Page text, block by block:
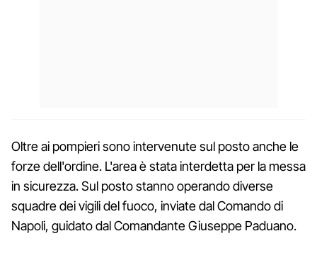
Oltre ai pompieri sono intervenute sul posto anche le
forze dell'ordine. L'area è stata interdetta per la messa
in sicurezza. Sul posto stanno operando diverse
squadre dei vigili del fuoco, inviate dal Comando di
Napoli, guidato dal Comandante Giuseppe Paduano.